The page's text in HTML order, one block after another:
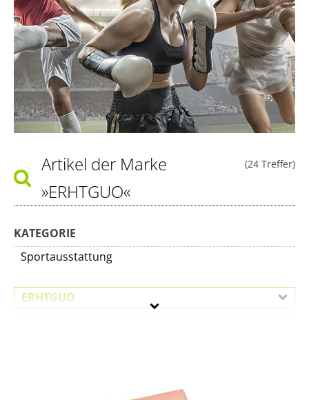
(24 Treffer)
Artikel der Marke
»ERHTGUO«
KATEGORIE
Sportausstattung
ERHTGUO